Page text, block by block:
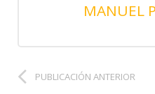
MANUEL
PUBLICACIÓN ANTERIOR